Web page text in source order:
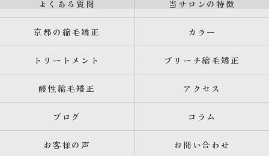
よくある質問 当サロンの特徴
京都の縮毛矯正 カラー
トリートメント ブリーチ縮毛矯正
酸性縮毛矯正 アクセス
ブログ コラム
お客様の声 お問い合わせ